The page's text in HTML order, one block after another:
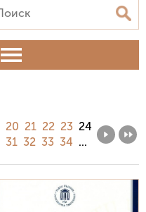
20 21 22 23 24
31 32 33 34 ...